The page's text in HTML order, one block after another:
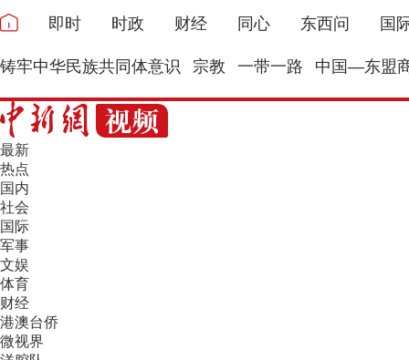
即时 时政 财经 同心 东西问 国
铸牢中华民族共同体意识 宗教 一带一路 中国—东盟
最新
热点
国内
社会
国际
军事
文娱
体育
财经
港澳台侨
微视界